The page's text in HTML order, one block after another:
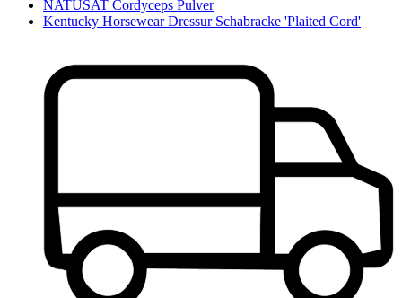
NATUSAT Cordyceps Pulver
Kentucky Horsewear Dressur Schabracke 'Plaited Cord'